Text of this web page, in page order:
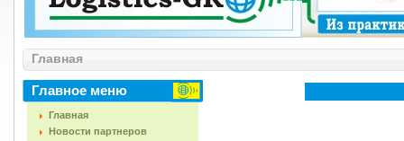
Главная
Главное меню
Главная
Новости партнеров